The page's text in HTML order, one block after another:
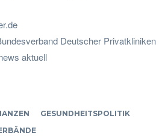
Deutscher Privatkliniken
aktuell
GESUNDHEITSPOLITIK